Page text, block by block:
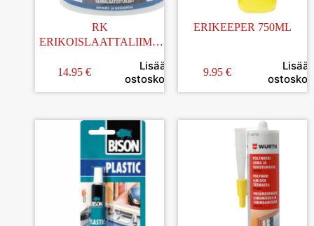
RK
ERIKOISLAATTALIIMA
14.95 €
Lisää
ostoskoriin
ERIKEEPER 750ML
9.95 €
Lisää